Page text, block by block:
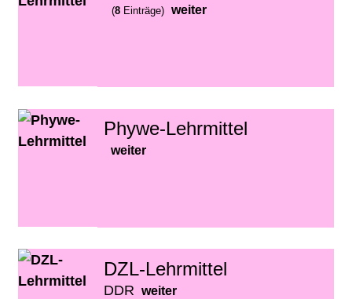
(8Einträge) weiter
Phywe-Lehrmittel
weiter
DZL-Lehrmittel
DDR weiter